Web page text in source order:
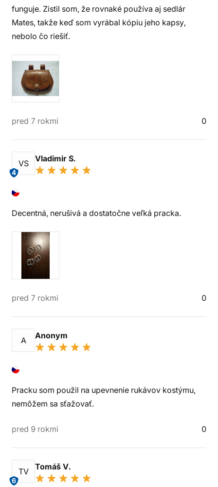
funguje. Zistil som, že rovnaké používa aj sedlár
Mates, takže keď som vyrábal kópiu jeho kapsy,
nebolo čo riešiť.
pred 7 rokmi 0
VS
4
Vladimir S.
Decentná, nerušivá a dostatočne veľká pracka.
pred 7 rokmi 0
A Anonym
Pracku som použil na upevnenie rukávov kostýmu,
nemôžem sa sťažovať.
pred 9 rokmi 0
TV
6
Tomáš V.